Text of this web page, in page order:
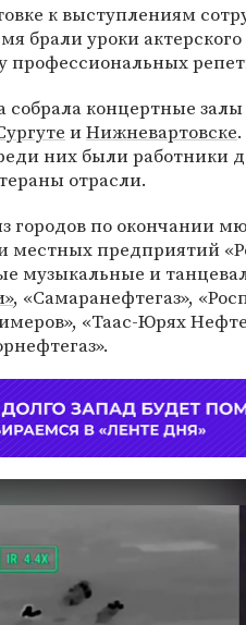
к выступлениям
брали уроки
профессиональных
собрала концертные залы
иНижневартовске
них были работники
отрасли.
городов по окончании
местных предприятий
музыкальные и
, «Самаранефтегаз»,
«Таас-Юрях